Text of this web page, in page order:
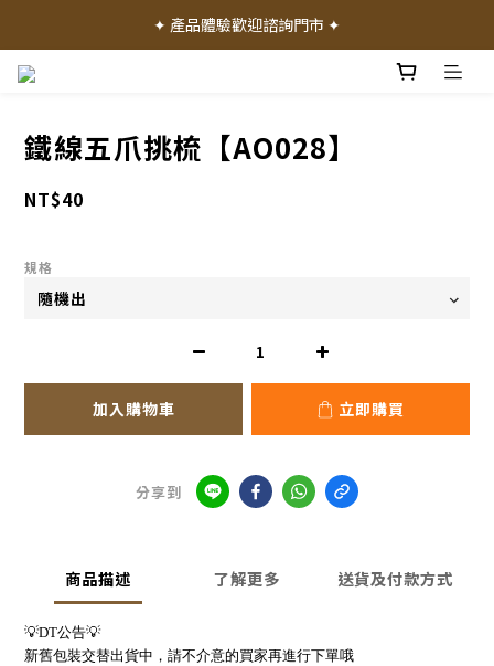
✦ 加入會員就送 50 元購物禮金 ✦
✦ 產品體驗歡迎諮詢門市 ✦
鐵線五爪挑梳【AO028】
NT$40
規格
加入購物車 立即購買
分享到
商品描述 了解更多 送貨及付款方式
💡DT公告💡
新舊包裝交替出貨中，請不介意的買家再進行下單哦